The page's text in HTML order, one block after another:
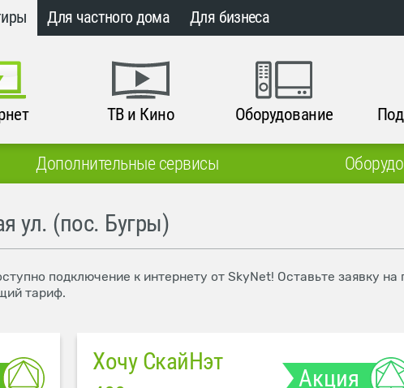
Для частного дома Для бизнеса
ТВ и Кино Оборудование
Дополнительные сервисы
ул. (пос. Бугры)
подключение к интернету от SkyNet! Оставьте заявку
тариф.
Хочу СкайНэт
Акция